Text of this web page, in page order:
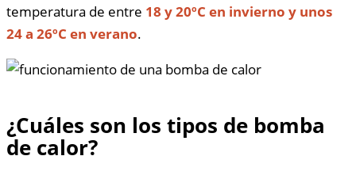
temperatura de entre 18 y 20ºC en invierno y unos
24 a 26ºC en verano.
¿Cuáles son los tipos de bomba
de calor?